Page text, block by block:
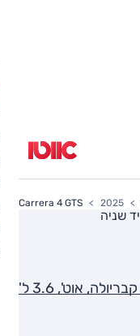
2025 Carrera 4 GTS קבריולה, אוט', 3.6 ל' טורבו, 4x4
יד שניה